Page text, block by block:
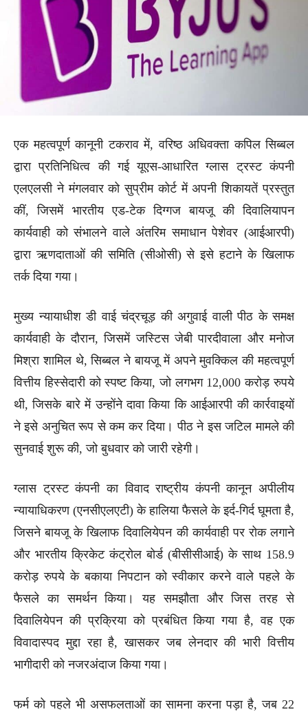
एक महत्वपूर्ण कानूनी टकराव में, वरिष्ठ अधिवक्ता कपिल सिब्बल
द्वारा प्रतिनिधित्व की गई यूएस-आधारित ग्लास ट्रस्ट कंपनी
एलएलसी ने मंगलवार को सुप्रीम कोर्ट में अपनी शिकायतें प्रस्तुत
कीं, जिसमें भारतीय एड-टेक दिग्गज बायजू की दिवालियापन
कार्यवाही को संभालने वाले अंतरिम समाधान पेशेवर (आईआरपी)
द्वारा ऋणदाताओं की समिति (सीओसी) से इसे हटाने के खिलाफ
तर्क दिया गया।
मुख्य न्यायाधीश डी वाई चंद्रचूड़ की अगुवाई वाली पीठ के समक्ष
कार्यवाही के दौरान, जिसमें जस्टिस जेबी पारदीवाला और मनोज
मिश्रा शामिल थे, सिब्बल ने बायजू में अपने मुवक्किल की महत्वपूर्ण
वित्तीय हिस्सेदारी को स्पष्ट किया, जो लगभग 12,000 करोड़ रुपये
थी, जिसके बारे में उन्होंने दावा किया कि आईआरपी की कार्रवाइयों
ने इसे अनुचित रूप से कम कर दिया। पीठ ने इस जटिल मामले की
सुनवाई शुरू की, जो बुधवार को जारी रहेगी।
ग्लास ट्रस्ट कंपनी का विवाद राष्ट्रीय कंपनी कानून अपीलीय
न्यायाधिकरण (एनसीएलएटी) के हालिया फैसले के इर्द-गिर्द घूमता है,
जिसने बायजू के खिलाफ दिवालियेपन की कार्यवाही पर रोक लगाने
और भारतीय क्रिकेट कंट्रोल बोर्ड (बीसीसीआई) के साथ 158.9
करोड़ रुपये के बकाया निपटान को स्वीकार करने वाले पहले के
फैसले का समर्थन किया। यह समझौता और जिस तरह से
दिवालियेपन की प्रक्रिया को प्रबंधित किया गया है, वह एक
विवादास्पद मुद्दा रहा है, खासकर जब लेनदार की भारी वित्तीय
भागीदारी को नजरअंदाज किया गया।
फर्म को पहले भी असफलताओं का सामना करना पड़ा है, जब 22